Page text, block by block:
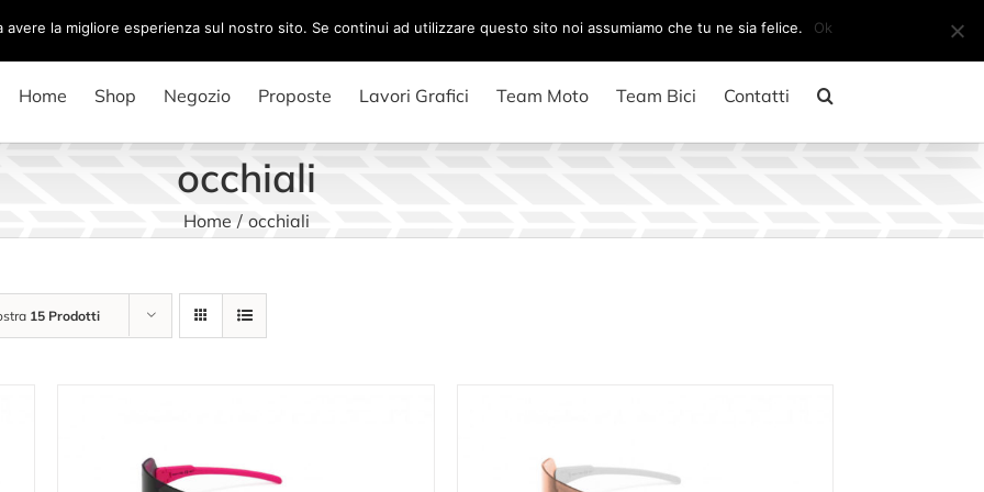
Il mio account CARRELLO
Home Shop Negozio Proposte Lavori Grafici Team Moto Team Bici Contatti
occhiali
Home / occhiali
15 Prodotti
la migliore esperienza sul nostro sito. Se continui ad utilizzare questo sito noi assumiamo che tu ne sia felice. Ok